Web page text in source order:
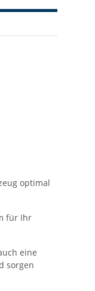
optimal
für Ihr
eine
sorgen